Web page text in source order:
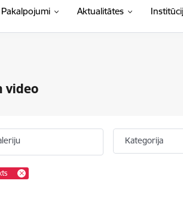
Pakalpojumi Aktualitātes
video
Kategorija